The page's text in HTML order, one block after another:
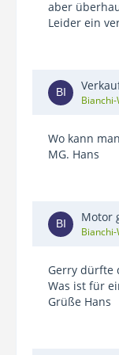
aber
Leider ein
Wo kann
MG. Hans
Motor
Gerry dürfte
Was ist für
Grüße Hans